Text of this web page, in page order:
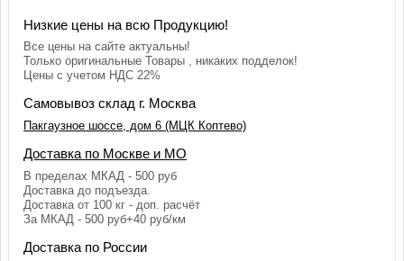
Низкие цены на всю Продукцию!
Все цены на сайте актуальны!
Только оригинальные Товары , никаких подделок!
Цены с учетом НДС 22%
Самовывоз склад г. Москва
Пакгаузное шоссе, дом 6 (МЦК Коптево)
Доставка по Москве и МО
В пределах МКАД - 500 руб
Доставка до подъезда.
Доставка от 100 кг - доп. расчёт
За МКАД - 500 руб+40 руб/км
Доставка по России